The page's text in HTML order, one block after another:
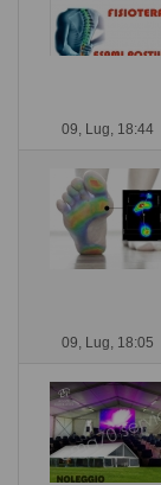
09, Lug, 18:44
09, Lug, 18:05